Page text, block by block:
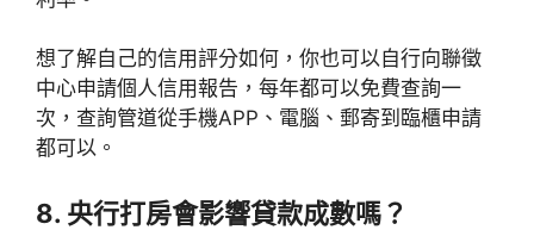
想了解自己的信用評分如何，你也可以自行向聯徵
中心申請個人信用報告，每年都可以免費查詢一
次，查詢管道從手機APP、電腦、郵寄到臨櫃申請
都可以。
8. 央行打房會影響貸款成數嗎？